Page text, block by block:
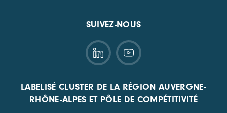
SUIVEZ-NOUS
LABELISÉ CLUSTER DE LA RÉGION AUVERGNE-
RHÔNE-ALPES ET PÔLE DE COMPÉTITIVITÉ